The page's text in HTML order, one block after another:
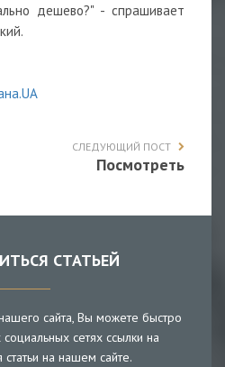
дешево?" - спрашивает
СЛЕДУЮЩИЙ ПОСТ
Посмотреть
СТАТЬЕЙ
сайта, Вы можете быстро
сетях ссылки на
на нашем сайте.